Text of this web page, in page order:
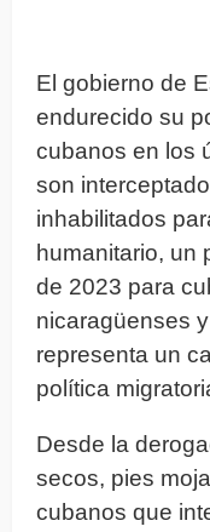
El gobierno de
endurecido su
cubanos en los
son
inhabilitados
humanitario, un
de 2023 para
nicaragüenses
representa un
política
Desde la
secos, pies
cubanos que